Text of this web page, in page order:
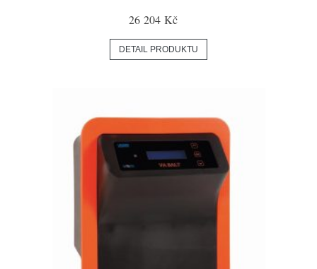
26 204 Kč
DETAIL PRODUKTU